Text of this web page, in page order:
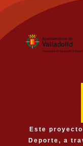
Este
Deporte, a